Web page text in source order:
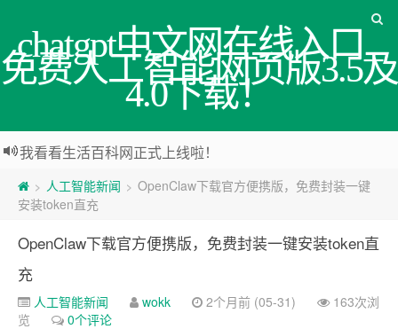
chatgpt中文网在线入口_
免费人工智能网页版3.5及
4.0下载！
我看看生活百科网正式上线啦！
> 人工智能新闻 > OpenClaw下载官方便携版，免费封装一键
安装token直充
OpenClaw下载官方便携版，免费封装一键安装token直
充
人工智能新闻 wokk 2个月前 (05-31)
163次浏
览
0个评论